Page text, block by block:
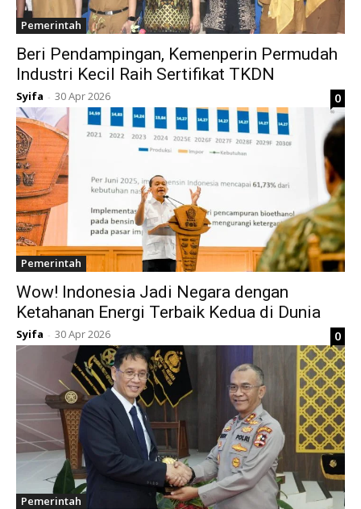
Pemerintah
Beri Pendampingan, Kemenperin Permudah
Industri Kecil Raih Sertifikat TKDN
Syifa - 30 Apr 2026 0
Pemerintah
Wow! Indonesia Jadi Negara dengan
Ketahanan Energi Terbaik Kedua di Dunia
Syifa - 30 Apr 2026 0
Pemerintah